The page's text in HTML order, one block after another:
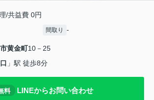
/共益費 0円
間取り -
黄金町10－25
」駅 徒歩8分
料 LINEからお問い合わせ